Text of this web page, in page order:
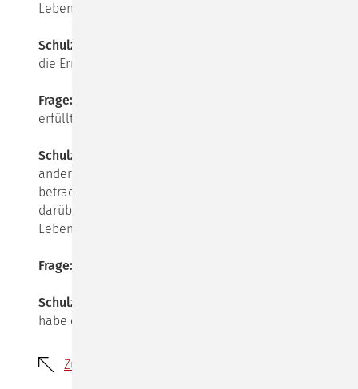
Leben?
Schulz von Thun:
die Erntefrucht eines erfüllten Lebens.
Frage:
erfüllter zu machen?
Schulz von Thun:
anderer) mit fünf verschiedenen Brillen zu
betrachten und wichtiger noch: zu würdigen! Und ja,
darüber hinaus enthält es Anregungen, wie die
Lebenserfüllung vielleicht gesteigert werden kann.
Frage:
Schulz von Thun:
habe es diesmal sogar selbst eingelesen.
Zurück